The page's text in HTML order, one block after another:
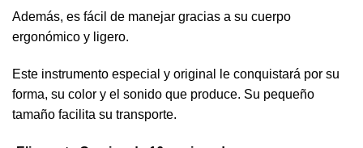
Además, es fácil de manejar gracias a su cuerpo
ergonómico y ligero.
Este instrumento especial y original le conquistará por su
forma, su color y el sonido que produce. Su pequeño
tamaño facilita su transporte.